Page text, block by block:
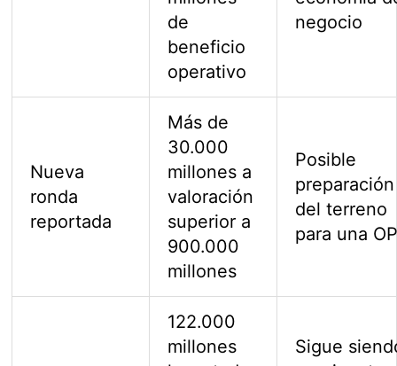
de
beneficio
operativo
negocio
Nueva
ronda
reportada
Más de
30.000
millones a
valoración
superior a
900.000
millones
Posible
preparación
del terreno
para una
122.000
millones
Sigue